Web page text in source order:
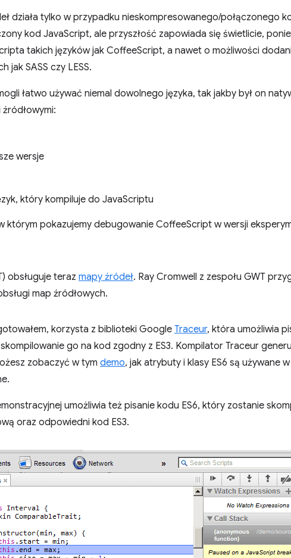
działa tylko w przypadku nieskompresowanego/połączonego
kod JavaScript, ale przyszłość zapowiada się świetlicie,
takich języków jak CoffeeScript, a nawet o możliwości
jak SASS czy LESS.
łatwo używać niemal dowolnego języka, tak jakby był on
wersje
który kompiluje do JavaScriptu
którym pokazujemy debugowanie CoffeeScript w wersji
obsługuje teraz mapy źródeł. Ray Cromwell z zespołu GWT
map źródłowych.
korzysta z biblioteki GoogleTraceur, która umożliwia
go na kod zgodny z ES3. Kompilator Traceur
zobaczyć w tym demo, jak atrybuty i klasy ES6 są używane
umożliwia też pisanie kodu ES6, który zostanie
oraz odpowiedni kod ES3.